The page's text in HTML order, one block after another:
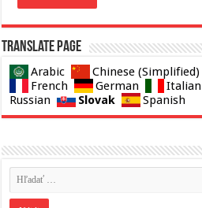
Translate page
Arabic Chinese (Simplified)
French
German Italian
Russian
Slovak Spanish